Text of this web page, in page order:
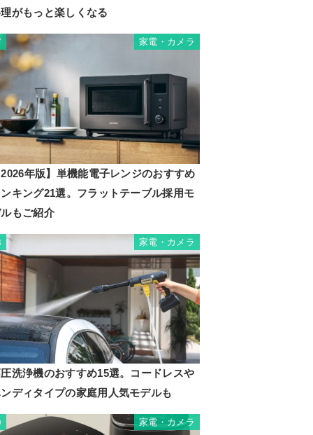
がもっと楽しくなる
家電・カメラ
年版】単機能電子レンジのおすすめ
キング21選。フラットテーブル採用モ
もご紹介
家電・カメラ
洗浄機のおすすめ15選。コードレスや
ディタイプの家庭用人気モデルも
家電・カメラ